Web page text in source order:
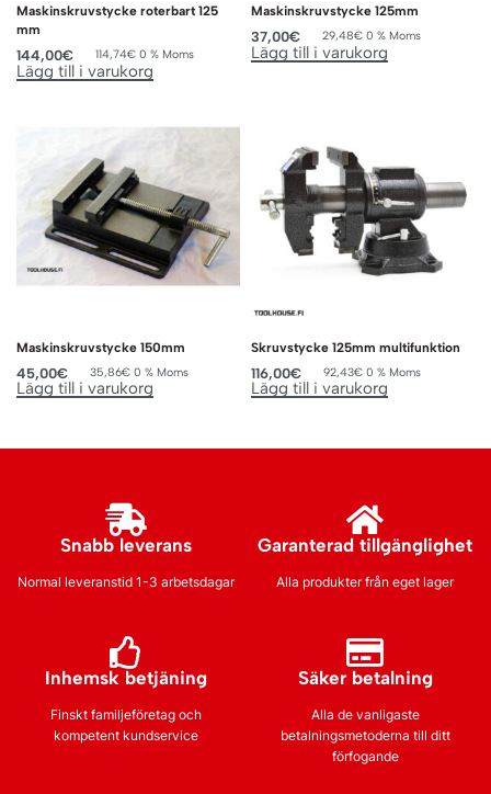
Maskinskruvstycke roterbart 125
mm
144,00€ 114,74€ 0 % Moms
Lägg till i varukorg
Maskinskruvstycke 125mm
37,00€ 29,48€ 0 % Moms
Lägg till i varukorg
Maskinskruvstycke 150mm
45,00€ 35,86€ 0 % Moms
Lägg till i varukorg
Skruvstycke 125mm multifunktion
116,00€ 92,43€ 0 % Moms
Lägg till i varukorg
Snabb leverans
Normal leveranstid 1-3 arbetsdagar
Garanterad tillgänglighet
Alla produkter från eget lager
Inhemsk betjäning
Finskt familjeföretag och
kompetent kundservice
Säker betalning
Alla de vanligaste
betalningsmetoderna till ditt
förfogande